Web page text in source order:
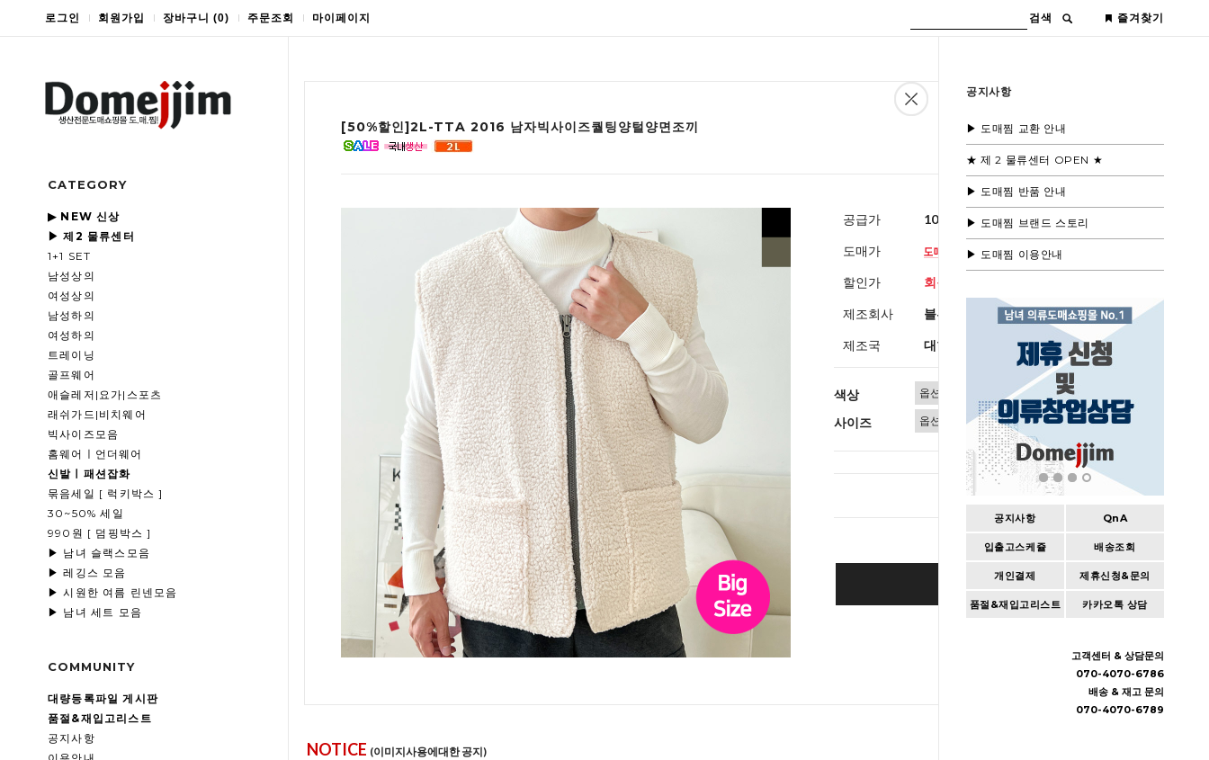
로그인 회원가입 장바구니 (0) 주문조회 마이페이지 검색 즐겨찾기
CATEGORY
▶ NEW 신상
▶ 제2 물류센터
1+1 SET
남성상의
여성상의
남성하의
여성하의
트레이닝
골프웨어
애슬레저|요가|스포츠
래쉬가드|비치웨어
빅사이즈모음
홈웨어ㅣ언더웨어
신발ㅣ패션잡화
묶음세일 [ 럭키박스 ]
30~50% 세일
990원 [ 덤핑박스 ]
▶ 남녀 슬랙스모음
▶ 레깅스 모음
▶ 시원한 여름 린넨모음
▶ 남녀 세트 모음
COMMUNITY
대량등록파일 게시판
품절&재입고리스트
공지사항
공지사항
▶ 도매찜 교환 안내
★ 제 2 물류센터 OPEN ★
▶ 도매찜 반품 안내
▶ 도매찜 브랜드 스토리
▶ 도매찜 이용안내
공지사항 QnA
입출고스케쥴 배송조회
개인결제 제휴신청&문의
품절&재입고리스트 카카오톡 상담
고객센터 & 상담문의
070-4070-6786
배송 & 재고 문의
070-4070-6789
[50%할인]2L-TTA 2016 남자빅사이즈퀄팅양털양면조끼
공급가 103,600원(부가세별도)
도매가
할인가 회원공개
제조회사 블루모드제휴사
제조국 대한민국
색상
사이즈
총 상품
BUY IT NOW
NOTICE (이미지사용에대한 공지)